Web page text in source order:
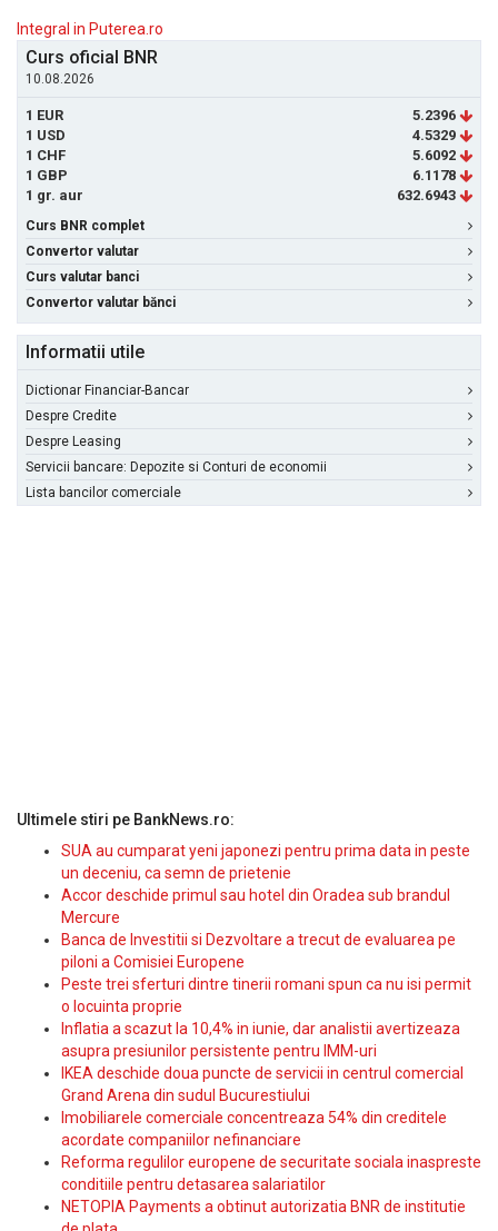
Integral in Puterea.ro
Curs oficial BNR
10.08.2026
1 EUR
5.2396
1 USD
4.5329
1 CHF
5.6092
1 GBP
6.1178
1 gr. aur
632.6943
Curs BNR complet
Convertor valutar
Curs valutar banci
Convertor valutar bănci
Informatii utile
Dictionar Financiar-Bancar
Despre Credite
Despre Leasing
Servicii bancare: Depozite si Conturi de economii
Lista bancilor comerciale
Ultimele stiri pe BankNews.ro:
SUA au cumparat yeni japonezi pentru prima data in peste
un deceniu, ca semn de prietenie
Accor deschide primul sau hotel din Oradea sub brandul
Mercure
Banca de Investitii si Dezvoltare a trecut de evaluarea pe
piloni a Comisiei Europene
Peste trei sferturi dintre tinerii romani spun ca nu isi permit
o locuinta proprie
Inflatia a scazut la 10,4% in iunie, dar analistii avertizeaza
asupra presiunilor persistente pentru IMM-uri
IKEA deschide doua puncte de servicii in centrul comercial
Grand Arena din sudul Bucurestiului
Imobiliarele comerciale concentreaza 54% din creditele
acordate companiilor nefinanciare
Reforma regulilor europene de securitate sociala inaspreste
conditiile pentru detasarea salariatilor
NETOPIA Payments a obtinut autorizatia BNR de institutie